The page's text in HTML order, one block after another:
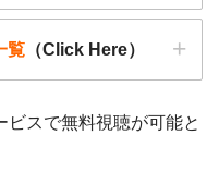
・違反に対しての厳罰化の
「文化庁」WEBサイト参
起が「
覧 （Click Here）
スで無料視聴が可能と